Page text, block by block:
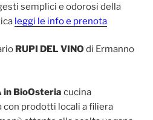
semplici e odorosi della
leggi le info e prenota
RUPI DEL VINO di Ermanno
in BioOsteria cucina
con prodotti locali a filiera